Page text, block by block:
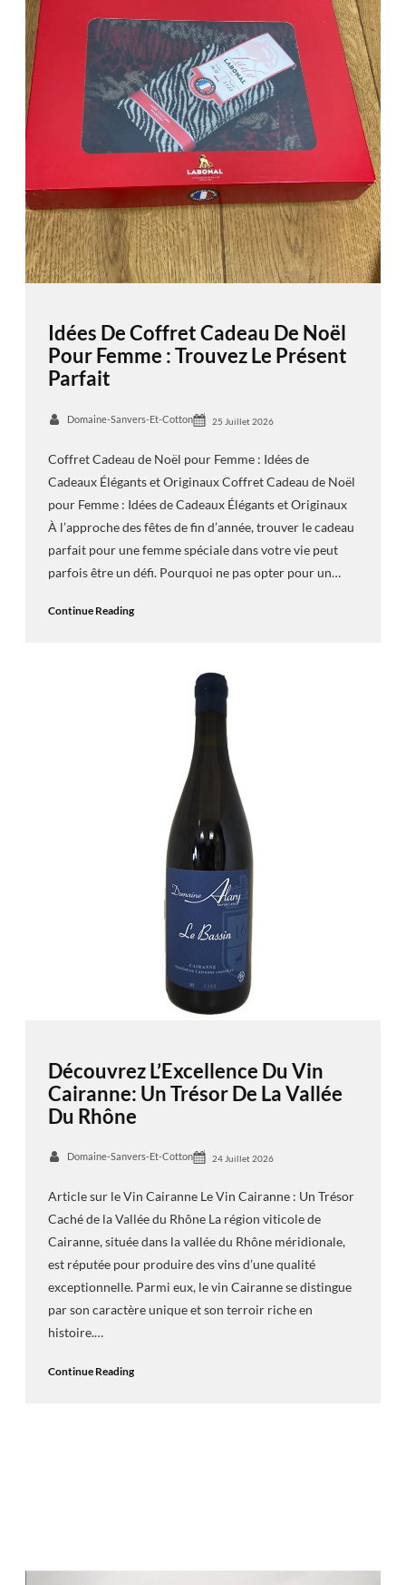
Idées De Coffret Cadeau De Noël
Pour Femme : Trouvez Le Présent
Parfait
Domaine-Sanvers-Et-Cotton 25 Juillet 2026
Coffret Cadeau de Noël pour Femme : Idées de
Cadeaux Élégants et Originaux Coffret Cadeau de Noël
pour Femme : Idées de Cadeaux Élégants et Originaux
À l’approche des fêtes de fin d’année, trouver le cadeau
parfait pour une femme spéciale dans votre vie peut
parfois être un défi. Pourquoi ne pas opter pour un…
Continue Reading
Découvrez L’Excellence Du Vin
Cairanne: Un Trésor De La Vallée
Du Rhône
Domaine-Sanvers-Et-Cotton 24 Juillet 2026
Article sur le Vin Cairanne Le Vin Cairanne : Un Trésor
Caché de la Vallée du Rhône La région viticole de
Cairanne, située dans la vallée du Rhône méridionale,
est réputée pour produire des vins d’une qualité
exceptionnelle. Parmi eux, le vin Cairanne se distingue
par son caractère unique et son terroir riche en
histoire.…
Continue Reading